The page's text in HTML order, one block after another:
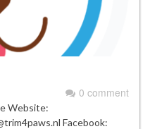
0 comment
Website:
Facebook: